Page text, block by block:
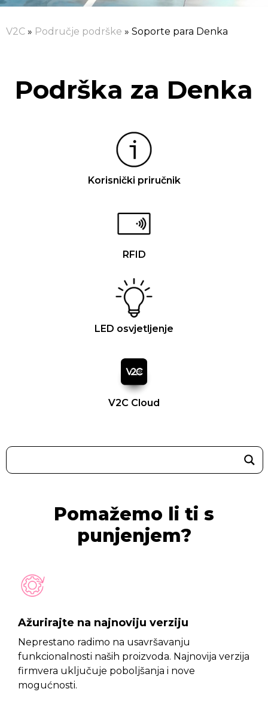
V2C » Područje podrške » Soporte para Denka
Podrška za Denka
Korisnički priručnik
RFID
LED osvjetljenje
V2C Cloud
Pomažemo li ti s
punjenjem?
Ažurirajte na najnoviju verziju
Neprestano radimo na usavršavanju
funkcionalnosti naših proizvoda. Najnovija verzija
firmvera uključuje poboljšanja i nove
mogućnosti.